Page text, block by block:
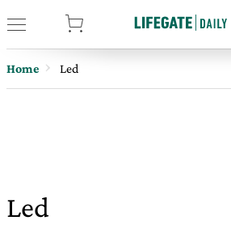
Home Led
Led